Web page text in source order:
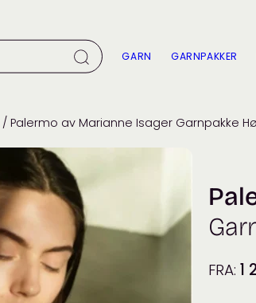
GARN GARNPAKKER
/ Palermo av Marianne Isager Garnpakke
FRA:1